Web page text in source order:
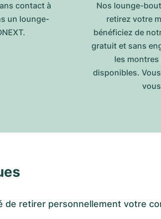
contact à
un lounge-
Nos lounge-
retirez votre
bénéficiez de
gratuit et sans
les
disponibles.
retirer personnellement votre